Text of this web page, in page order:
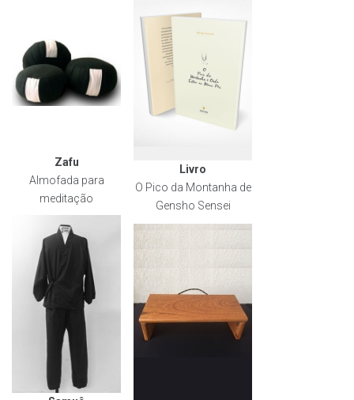
Zafu
Almofada para
meditação
Livro
O Pico da Montanha de
Gensho Sensei